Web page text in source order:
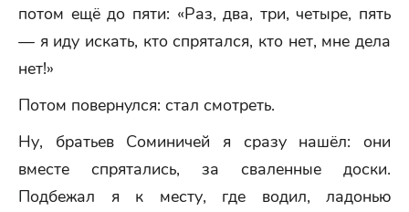
потом ещё до пяти: «Раз, два, три, четыре, пять
— я иду искать, кто спрятался, кто нет, мне дела
нет!»
Потом повернулся: стал смотреть.
Ну, братьев Соминичей я сразу нашёл: они
вместе спрятались, за сваленные доски.
Подбежал я к месту, где водил, ладонью